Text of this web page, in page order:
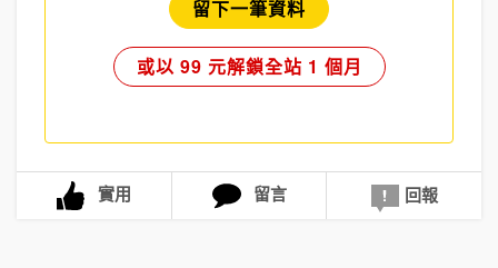
留下一筆資料
或以 99 元解鎖全站 1 個月
實用 留言 回報